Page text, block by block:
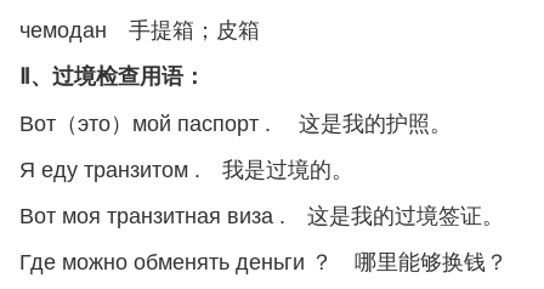
чемодан 手提箱；皮箱
Ⅱ、过境检查用语：
Вот（это）мой паспорт . 这是我的护照。
Я еду транзитом . 我是过境的。
Вот моя транзитная виза . 这是我的过境签证。
Где можно обменять деньги ？ 哪里能够换钱？